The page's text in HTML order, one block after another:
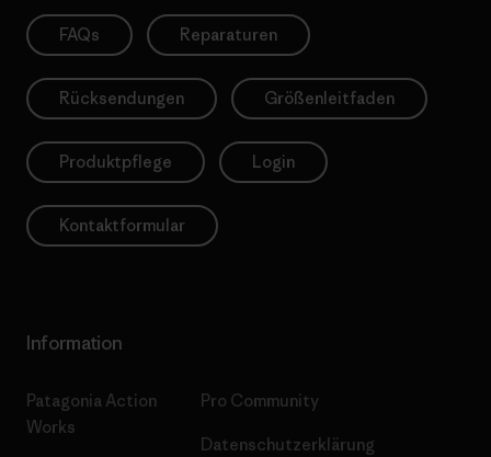
FAQs Reparaturen
Rücksendungen Größenleitfaden
Produktpflege Login
Kontaktformular
Information
Patagonia Action
Works
Pro Community
Datenschutzerklärung